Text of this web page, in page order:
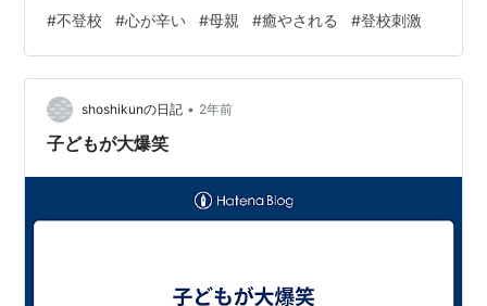
すが、多くの不登校の子供では、登校刺激になります。
母親は子どもに登校刺激を与えなければ、不登校の子ど
もは母親の傍にいたがります。母親が子どもに登校刺激
を与えても、その程度が弱いと母親に問題行動（具体的
な問題行動は子どもによって異なります）をすることは
#不登校 #心が辛い #母親 #癒やされる #登校刺激
shoshikunの日記 • 2年前
子どもが大爆笑